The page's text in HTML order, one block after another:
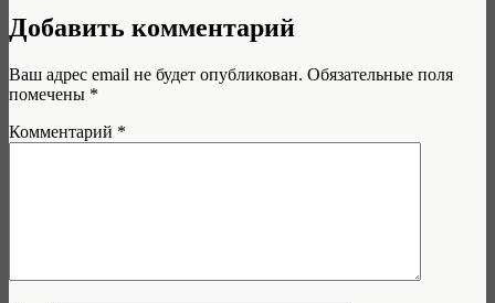
Добавить комментарий
Ваш адрес email не будет опубликован. Обязательные поля
помечены *
Комментарий *